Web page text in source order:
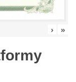
› »